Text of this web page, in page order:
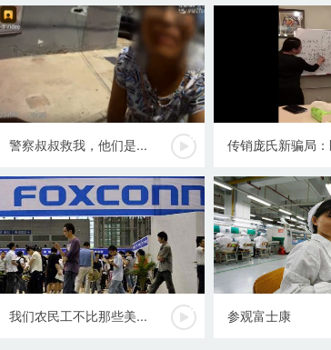
警察叔叔救我，他们是... 传销庞氏新骗局
我们农民工不比那些美... 参观富士康